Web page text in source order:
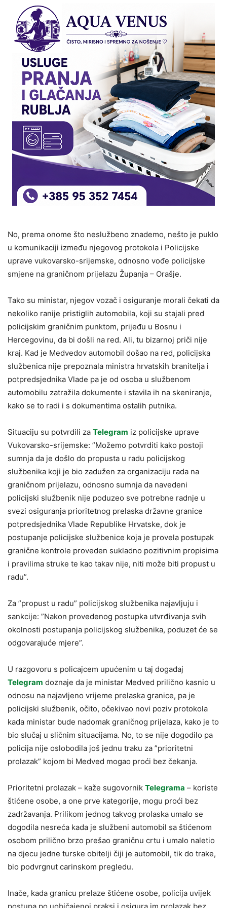
No, prema onome što neslužbeno znademo, nešto je puklo
u komunikaciji između njegovog protokola i Policijske
uprave vukovarsko-srijemske, odnosno vođe policijske
smjene na graničnom prijelazu Županja – Orašje.
Tako su ministar, njegov vozač i osiguranje morali čekati da
nekoliko ranije pristiglih automobila, koji su stajali pred
policijskim graničnim punktom, prijeđu u Bosnu i
Hercegovinu, da bi došli na red. Ali, tu bizarnoj priči nije
kraj. Kad je Medvedov automobil došao na red, policijska
službenica nije prepoznala ministra hrvatskih branitelja i
potpredsjednika Vlade pa je od osoba u službenom
automobilu zatražila dokumente i stavila ih na skeniranje,
kako se to radi i s dokumentima ostalih putnika.
Situaciju su potvrdili za Telegram iz policijske uprave
Vukovarsko-srijemske: ”Možemo potvrditi kako postoji
sumnja da je došlo do propusta u radu policijskog
službenika koji je bio zadužen za organizaciju rada na
graničnom prijelazu, odnosno sumnja da navedeni
policijski službenik nije poduzeo sve potrebne radnje u
svezi osiguranja prioritetnog prelaska državne granice
potpredsjednika Vlade Republike Hrvatske, dok je
postupanje policijske službenice koja je provela postupak
granične kontrole proveden sukladno pozitivnim propisima
i pravilima struke te kao takav nije, niti može biti propust u
radu”.
Za ”propust u radu” policijskog službenika najavljuju i
sankcije: ”Nakon provedenog postupka utvrđivanja svih
okolnosti postupanja policijskog službenika, poduzet će se
odgovarajuće mjere”.
U razgovoru s policajcem upućenim u taj događaj
Telegram doznaje da je ministar Medved prilično kasnio u
odnosu na najavljeno vrijeme prelaska granice, pa je
policijski službenik, očito, očekivao novi poziv protokola
kada ministar bude nadomak graničnog prijelaza, kako je to
bio slučaj u sličnim situacijama. No, to se nije dogodilo pa
policija nije oslobodila još jednu traku za ”prioritetni
prolazak” kojom bi Medved mogao proći bez čekanja.
Prioritetni prolazak – kaže sugovornik Telegrama – koriste
štićene osobe, a one prve kategorije, mogu proći bez
zadržavanja. Prilikom jednog takvog prolaska umalo se
dogodila nesreća kada je službeni automobil sa štićenom
osobom prilično brzo prešao graničnu crtu i umalo naletio
na djecu jedne turske obitelji čiji je automobil, tik do trake,
bio podvrgnut carinskom pregledu.
Inače, kada granicu prelaze štićene osobe, policija uvijek